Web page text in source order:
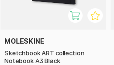
MOLESKINE
Sketchbook ART collection
Notebook A3 Black